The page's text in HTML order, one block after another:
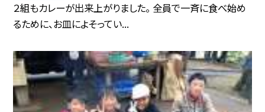
２組もカレーが出来上がりました。 全員で一斉に食べ始め
るために、お皿によそってい...